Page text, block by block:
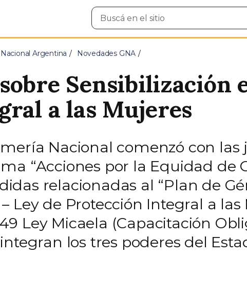
Buscar
en
Argentina Novedades GNA
Sensibilización
a las Mujeres
Nacional comenzó con las
“Acciones por la Equidad de
relacionadas al “Plan de
Ley de Protección Integral a las
Ley Micaela (Capacitación
los tres poderes del